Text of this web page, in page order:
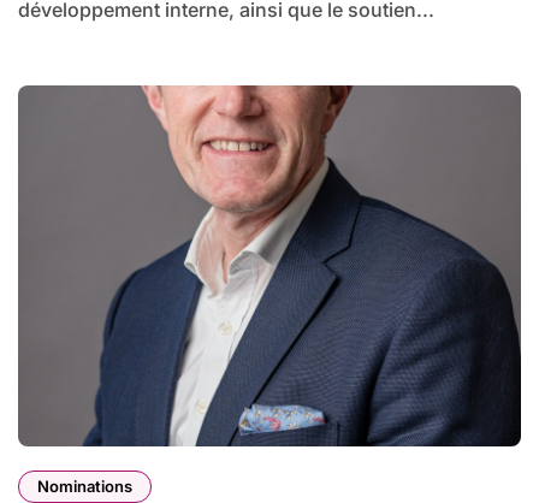
développement interne, ainsi que le soutien...
Nominations